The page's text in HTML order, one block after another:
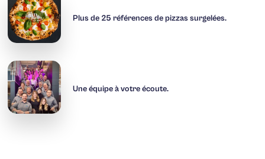
Plus de 25 références de pizzas surgelées.
Une équipe à votre écoute.